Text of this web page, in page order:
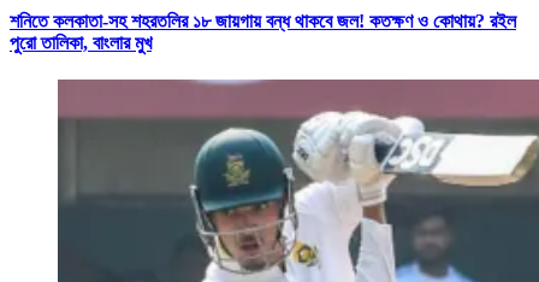
শনিতে কলকাতা-সহ শহরতলির ১৮ জায়গায় বন্ধ থাকবে জল! কতক্ষণ ও কোথায়? রইল
পুরো তালিকা, বাংলার মুখ